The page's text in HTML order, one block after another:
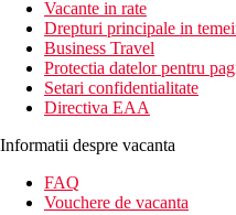
Vacante in rate
Drepturi principale in
Business Travel
Protectia datelor pentru
Setari confidentialitate
Directiva EAA
Informatii despre vacanta
FAQ
Vouchere de vacanta